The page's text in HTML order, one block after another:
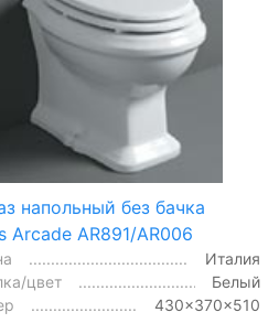
напольный без бачка
Arcade AR891/AR006
Италия
цвет
Белый
430x370x510